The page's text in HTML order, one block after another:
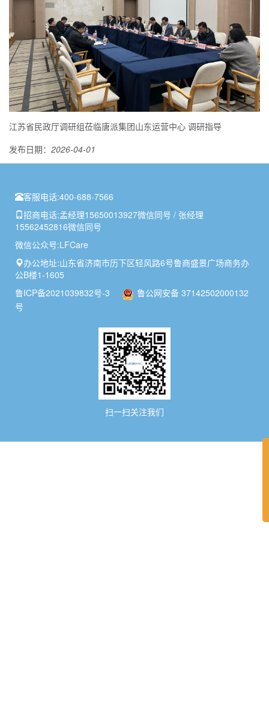
江苏省民政厅调研组莅临唐派集团山东运营中心 调研指导
发布日期： 2026-04-01
客服电话:400-688-7566
招商电话:孟经理15650013927微信同号 / 张经理
15562452816微信同号
微信公众号:LFCare
办公地址:山东省济南市历下区轻风路6号鲁商盛景广场商务办
公B楼1-1605
鲁ICP备2021039832号-3
鲁公网安备 37142502000132
号
扫一扫关注我们